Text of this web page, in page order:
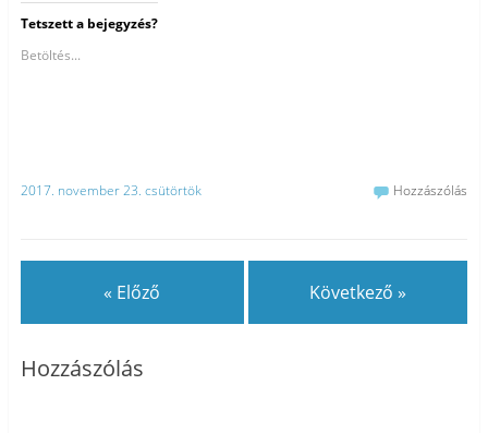
Tetszett a bejegyzés?
Betöltés...
2017. november 23. csütörtök Hozzászólás
« Előző Következő »
Hozzászólás